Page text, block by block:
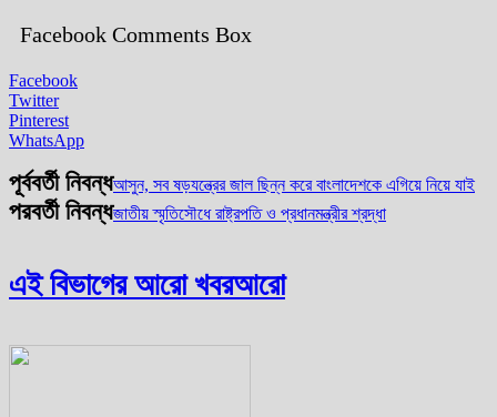
Facebook Comments Box
Facebook
Twitter
Pinterest
WhatsApp
পূর্ববর্তী নিবন্ধআসুন, সব ষড়যন্ত্রের জাল ছিন্ন করে বাংলাদেশকে এগিয়ে নিয়ে যাই
পরবর্তী নিবন্ধজাতীয় স্মৃতিসৌধে রাষ্ট্রপতি ও প্রধানমন্ত্রীর শ্রদ্ধা
এই বিভাগের আরো খবরআরো